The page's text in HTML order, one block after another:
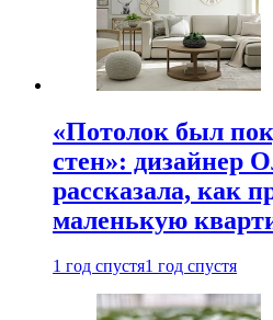
«Потолок был
стен»: дизайнер
рассказала, как
маленькую
1 год спустя1 год спустя